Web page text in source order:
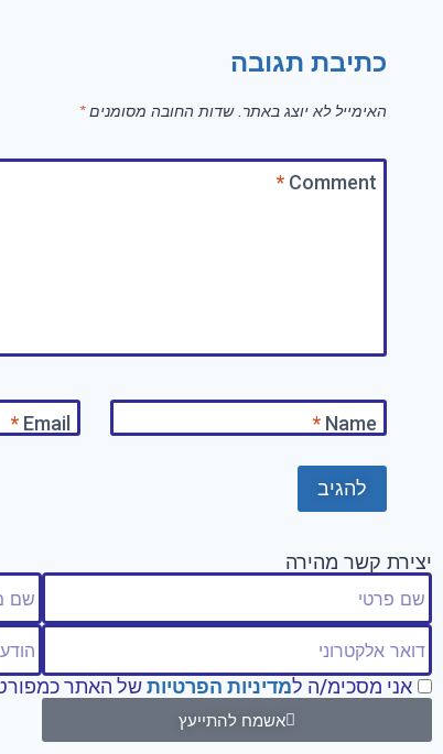
כתיבת תגובה
האימייל לא יוצג באתר. שדות החובה מסומנים*
Comment
*
Name
*
Email
*
יצירת קשר מהירה
אני מסכימ/ה למדיניות הפרטיותשל האתר
אשמח להתייעץ